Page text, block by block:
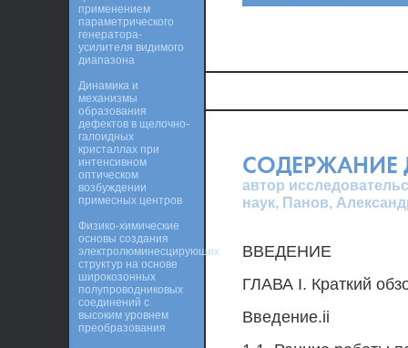
СОДЕРЖАНИЕ
автор
наук, Панов,
ВВЕДЕНИЕ
ГЛАВА I. Краткий
Введение.ii
применением
параметрического
генератора-
усилителя видимого
диапазона
Динамика и
механизмы
образования
дефектов в щелочно-
галоидных
кристаллах при
интенсивном
оптическом
возбуждении
примесных центров
Физико-химические
основы создания
электролюминесцирующих
структур на основе
широкозонных
полупроводниковых
соединений с
высоким уровнем
преобразования